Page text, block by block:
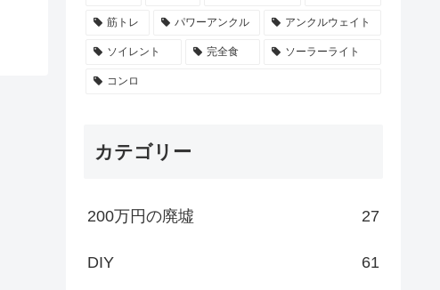
筋トレ パワーアンクル アンクルウェイト
ソイレント 完全食 ソーラーライト
コンロ
カテゴリー
200万円の廃墟 27
DIY 61